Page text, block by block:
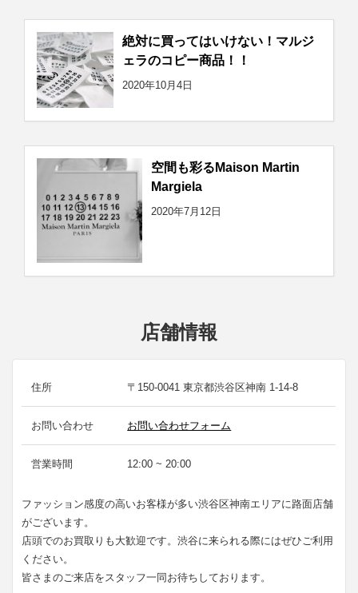
絶対に買ってはいけない！マルジ
ェラのコピー商品！！
2020年10月4日
空間も彩るMaison Martin
Margiela
2020年7月12日
店舗情報
住所 〒150-0041 東京都渋谷区神南 1-14-8
お問い合わせ お問い合わせフォーム
営業時間 12:00 ~ 20:00
ファッション感度の高いお客様が多い渋谷区神南エリアに路面店舗
がございます。
店頭でのお買取りも大歓迎です。渋谷に来られる際にはぜひご利用
ください。
皆さまのご来店をスタッフ一同お待ちしております。